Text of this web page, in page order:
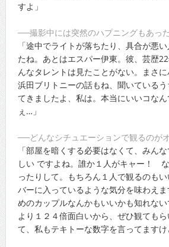
すよ」
──撮影中には突然のハプニングもあった
「途中でライトが落ちたり、具合が悪
たね。あとはエスパー伊東。彼、芸歴
んなタレントは見たことがない。まさ
浜田ブリトニーの話もね、聞いている
てきましたよ、私は。本当にいいコな
ぇ…」
──どんなシチュエーションで観るのが
「部屋を暗くする必要はなくて、みん
しい ですよね。誰か１人がキャー！
ったりして。もちろん１人で観るのも
バーに入っているような気分を味わえ
めのカップルなんかもいいかも知れな
より１２４倍面白いから、ぜひ観ても
て、私もテキトーな数字を言ってますけ